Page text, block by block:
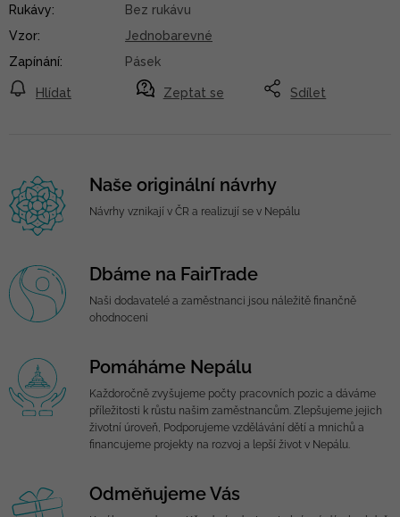
Zeptat se
Hlídat Sdílet
Rukávy:
Bez rukávu
Vzor:
Jednobarevné
Zapínání: Pásek
Naše originální návrhy
Návrhy vznikají v ČR a realizují se v Nepálu
Dbáme na FairTrade
Naši dodavatelé a zaměstnanci jsou náležitě finančně
ohodnoceni
Pomáháme Nepálu
Každoročně zvyšujeme počty pracovních pozic a dáváme
příležitosti k růstu našim zaměstnancům. Zlepšujeme jejich
životní úroveň, Podporujeme vzdělávání dětí a mnichů a
financujeme projekty na rozvoj a lepší život v Nepálu.
Odměňujeme Vás